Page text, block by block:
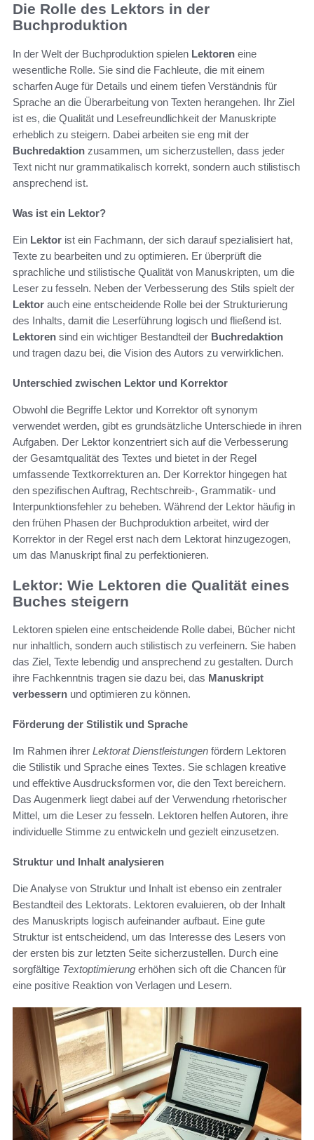
Die Rolle des Lektors in der
Buchproduktion
In der Welt der Buchproduktion spielen Lektoren eine
wesentliche Rolle. Sie sind die Fachleute, die mit einem
scharfen Auge für Details und einem tiefen Verständnis für
Sprache an die Überarbeitung von Texten herangehen. Ihr Ziel
ist es, die Qualität und Lesefreundlichkeit der Manuskripte
erheblich zu steigern. Dabei arbeiten sie eng mit der
Buchredaktion zusammen, um sicherzustellen, dass jeder
Text nicht nur grammatikalisch korrekt, sondern auch stilistisch
ansprechend ist.
Was ist ein Lektor?
Ein Lektor ist ein Fachmann, der sich darauf spezialisiert hat,
Texte zu bearbeiten und zu optimieren. Er überprüft die
sprachliche und stilistische Qualität von Manuskripten, um die
Leser zu fesseln. Neben der Verbesserung des Stils spielt der
Lektor auch eine entscheidende Rolle bei der Strukturierung
des Inhalts, damit die Leserführung logisch und fließend ist.
Lektoren sind ein wichtiger Bestandteil der Buchredaktion
und tragen dazu bei, die Vision des Autors zu verwirklichen.
Unterschied zwischen Lektor und Korrektor
Obwohl die Begriffe Lektor und Korrektor oft synonym
verwendet werden, gibt es grundsätzliche Unterschiede in ihren
Aufgaben. Der Lektor konzentriert sich auf die Verbesserung
der Gesamtqualität des Textes und bietet in der Regel
umfassende Textkorrekturen an. Der Korrektor hingegen hat
den spezifischen Auftrag, Rechtschreib-, Grammatik- und
Interpunktionsfehler zu beheben. Während der Lektor häufig in
den frühen Phasen der Buchproduktion arbeitet, wird der
Korrektor in der Regel erst nach dem Lektorat hinzugezogen,
um das Manuskript final zu perfektionieren.
Lektor: Wie Lektoren die Qualität eines
Buches steigern
Lektoren spielen eine entscheidende Rolle dabei, Bücher nicht
nur inhaltlich, sondern auch stilistisch zu verfeinern. Sie haben
das Ziel, Texte lebendig und ansprechend zu gestalten. Durch
ihre Fachkenntnis tragen sie dazu bei, das Manuskript
verbessern und optimieren zu können.
Förderung der Stilistik und Sprache
Im Rahmen ihrer Lektorat Dienstleistungen fördern Lektoren
die Stilistik und Sprache eines Textes. Sie schlagen kreative
und effektive Ausdrucksformen vor, die den Text bereichern.
Das Augenmerk liegt dabei auf der Verwendung rhetorischer
Mittel, um die Leser zu fesseln. Lektoren helfen Autoren, ihre
individuelle Stimme zu entwickeln und gezielt einzusetzen.
Struktur und Inhalt analysieren
Die Analyse von Struktur und Inhalt ist ebenso ein zentraler
Bestandteil des Lektorats. Lektoren evaluieren, ob der Inhalt
des Manuskripts logisch aufeinander aufbaut. Eine gute
Struktur ist entscheidend, um das Interesse des Lesers von
der ersten bis zur letzten Seite sicherzustellen. Durch eine
sorgfältige Textoptimierung erhöhen sich oft die Chancen für
eine positive Reaktion von Verlagen und Lesern.